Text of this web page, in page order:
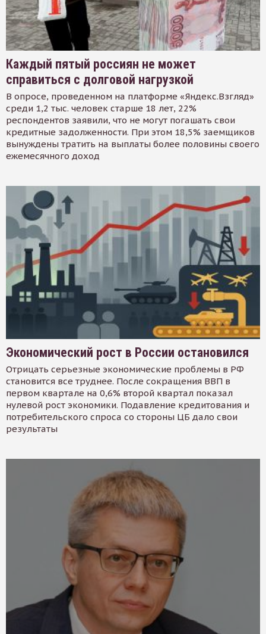
Каждый пятый россиян не может
справиться с долговой нагрузкой
В опросе, проведенном на платформе «Яндекс.Взгляд»
среди 1,2 тыс. человек старше 18 лет, 22%
респондентов заявили, что не могут погашать свои
кредитные задолженности. При этом 18,5% заемщиков
вынуждены тратить на выплаты более половины своего
ежемесячного доход
Экономический рост в России остановился
Отрицать серьезные экономические проблемы в РФ
становится все труднее. После сокращения ВВП в
первом квартале на 0,6% второй квартал показал
нулевой рост экономики. Подавление кредитования и
потребительского спроса со стороны ЦБ дало свои
результаты